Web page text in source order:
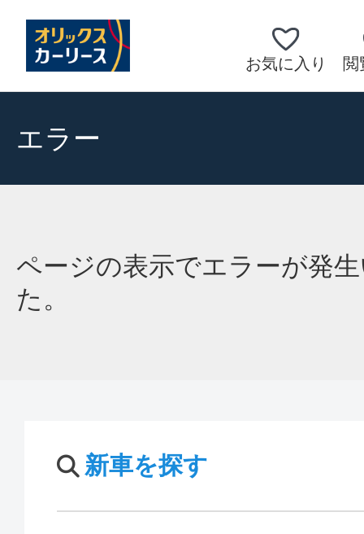
お気に入り 閲
エラー
ページの表示でエラーが発
た。
新車を探す